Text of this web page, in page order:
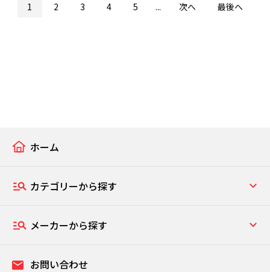
1 2 3 4 5 ... 次へ 最後へ
ホーム
カテゴリーから探す
メーカーから探す
お問い合わせ